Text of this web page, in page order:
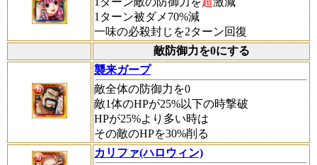
1ターン被ダメ70%減
一味の必殺封じを2ターン回復
敵防御力を0にする
襲来ガープ
敵全体の防御力を0
敵1体のHPが25%以下の時撃破
HPが25%より多い時は
その敵のHPを30%削る
カリファ(ハロウィン)